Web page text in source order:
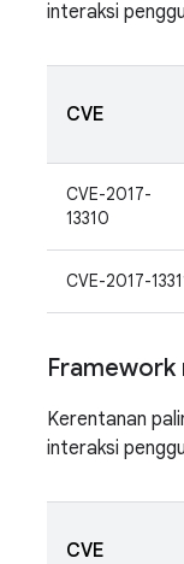
interaksi
CVE
CVE-2017-
13310
CVE-2017-
Framework
Kerentanan
interaksi
CVE